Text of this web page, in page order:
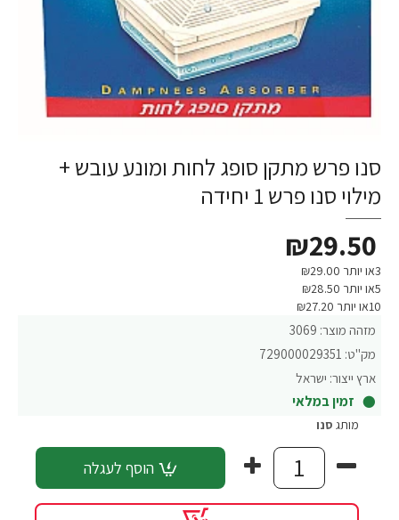
סנו פרש מתקן סופג לחות ומונע עובש +
מילוי סנו פרש 1 יחידה
מזהה מוצר: 3069
מק"ט: 729000029351
ארץ ייצור: ישראל
זמין במלאי
₪29.50
3או יותר ₪29.00
5או יותר ₪28.50
10או יותר ₪27.20
מותג סנו
הוסף לעגלה